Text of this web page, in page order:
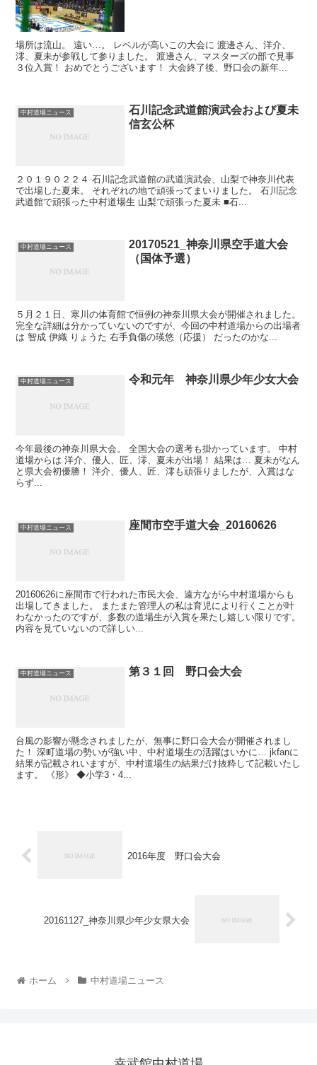
場所は流山。 遠い…。 レベルが高いこの大会に 渡邊さん、洋介、
澪、夏未が参戦して参りました。 渡邊さん、マスターズの部で見事
３位入賞！ おめでとうございます！ 大会終了後、野口会の新年...
中村道場ニュース
石川記念武道館演武会および夏未
信玄公杯
２０１９０２２４ 石川記念武道館の武道演武会、山梨で神奈川代表
で出場した夏未。 それぞれの地で頑張ってまいりました。 石川記念
武道館で頑張った中村道場生 山梨で頑張った夏未 ■石...
中村道場ニュース
20170521_神奈川県空手道大会
（国体予選）
５月２１日、寒川の体育館で恒例の神奈川県大会が開催されました。
完全な詳細は分かっていないのですが、今回の中村道場からの出場者
は 智成 伊織 りょうた 右手負傷の瑛悠（応援） だったのかな...
中村道場ニュース 令和元年 神奈川県少年少女大会
今年最後の神奈川県大会。 全国大会の選考も掛かっています。 中村
道場からは 洋介、優人、匠、澪、夏未が出場！ 結果は… 夏未がなん
と県大会初優勝！ 洋介、優人、匠、澪も頑張りましたが、入賞はな
らず...
中村道場ニュース 座間市空手道大会_20160626
20160626に座間市で行われた市民大会、遠方ながら中村道場からも
出場してきました。 またまた管理人の私は育児により行くことが叶
わなかったのですが、多数の道場生が入賞を果たし嬉しい限りです。
内容を見ていないので詳しい...
中村道場ニュース 第３１回 野口会大会
台風の影響が懸念されましたが、無事に野口会大会が開催されまし
た！ 深町道場の勢いが強い中、中村道場生の活躍はいかに… jkfanに
結果が記載されいますが、中村道場生の結果だけ抜粋して記載いたし
ます。 《形》 ◆小学3・4...
2016年度 野口会大会
20161127_神奈川県少年少女県大会
ホーム 中村道場ニュース